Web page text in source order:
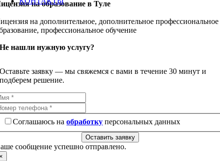
на образование в Туле
на дополнительное, дополнительное профессиональное
профессиональное обучение
Не нашли нужную услугу?
Оставьте заявку — мы свяжемся с вами в течение 30 минут и
подберем решение.
Соглашаюсь наобработку персональных данных
Оставить заявку
сообщение успешно отправлено.